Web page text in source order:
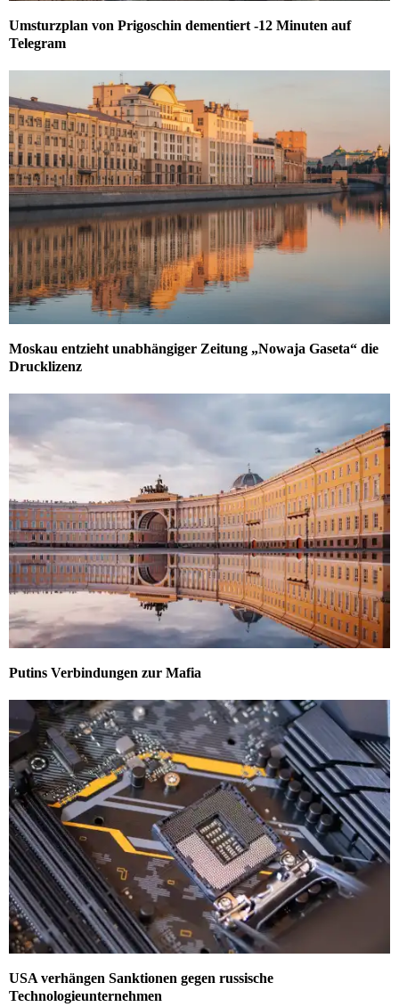
Umsturzplan von Prigoschin dementiert -12 Minuten auf
Telegram
Moskau entzieht unabhängiger Zeitung „Nowaja Gaseta“ die
Drucklizenz
Putins Verbindungen zur Mafia
USA verhängen Sanktionen gegen russische
Technologieunternehmen